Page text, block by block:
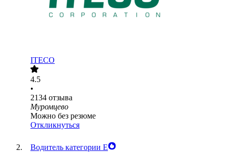
ITECO
4.5
•
2134 отзыва
Муромцево
Можно без резюме
Откликнуться
Водитель категории Е